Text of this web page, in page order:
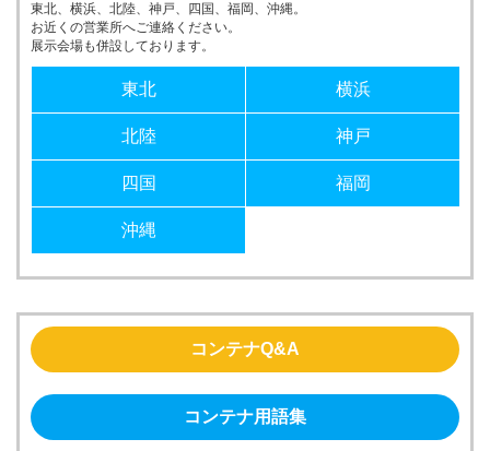
東北、横浜、北陸、神戸、四国、福岡、沖縄。
お近くの営業所へご連絡ください。
展示会場も併設しております。
東北 横浜
北陸 神戸
四国 福岡
沖縄
コンテナQ&A
コンテナ用語集